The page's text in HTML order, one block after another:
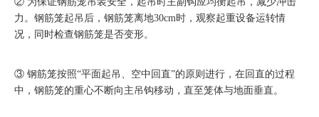
力。钢筋笼起吊后，钢筋笼离地30cm时，观察起重设备运转情
况，同时检查钢筋笼是否变形。
③ 钢筋笼按照“平面起吊、空中回直”的原则进行，在回直的过程
中，钢筋笼的重心不断向主吊钩移动，直至笼体与地面垂直。